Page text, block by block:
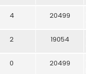
4 20499
2 19054
0 20499